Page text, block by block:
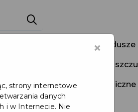
Fundusze
Zainwestuj w Pruszczu
Zamówienia publiczne
×
strony internetowe
danych
i w Internecie. Nie